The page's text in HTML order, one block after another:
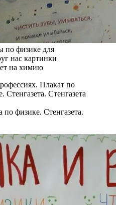
по физике для
нас картинки
на химию
по физике. Стенгазета.